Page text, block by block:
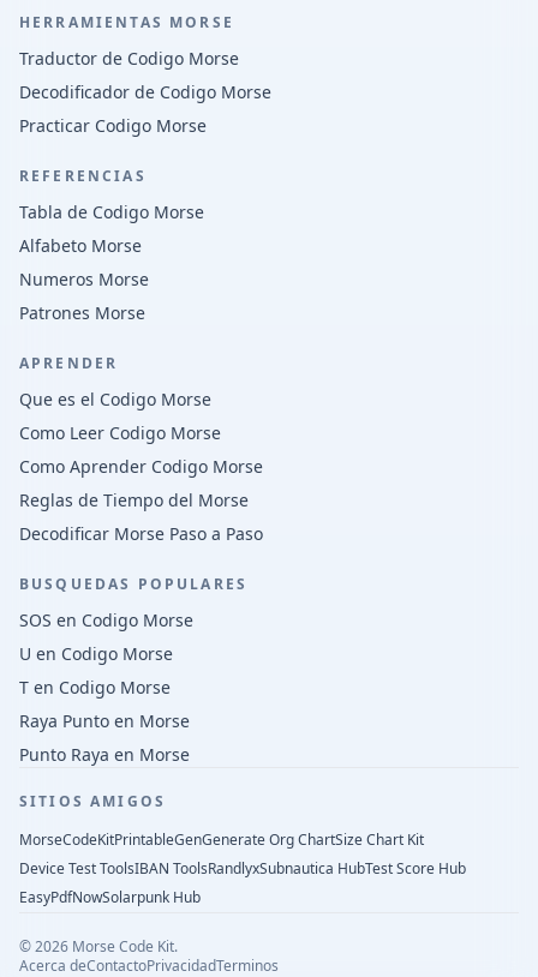
HERRAMIENTAS MORSE
Traductor de Codigo Morse
Decodificador de Codigo Morse
Practicar Codigo Morse
REFERENCIAS
Tabla de Codigo Morse
Alfabeto Morse
Numeros Morse
Patrones Morse
APRENDER
Que es el Codigo Morse
Como Leer Codigo Morse
Como Aprender Codigo Morse
Reglas de Tiempo del Morse
Decodificar Morse Paso a Paso
BUSQUEDAS POPULARES
SOS en Codigo Morse
U en Codigo Morse
T en Codigo Morse
Raya Punto en Morse
Punto Raya en Morse
SITIOS AMIGOS
MorseCodeKitPrintableGenGenerate Org ChartSize Chart Kit
Device Test ToolsIBAN ToolsRandlyxSubnautica HubTest Score Hub
EasyPdfNowSolarpunk Hub
©2026 Morse Code Kit.
Acerca deContactoPrivacidadTerminos